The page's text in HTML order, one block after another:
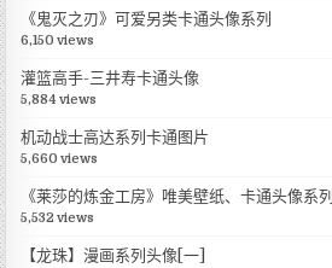
《鬼灭之刃》可爱另类卡通头像系列
6,150 views
灌篮高手-三井寿卡通头像
5,884 views
机动战士高达系列卡通图片
5,660 views
《莱莎的炼金工房》唯美壁纸、卡通头像系列
5,532 views
【龙珠】漫画系列头像[一]